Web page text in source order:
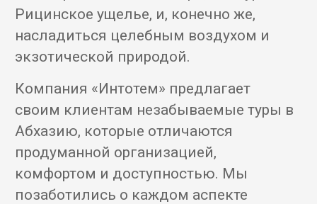
Рицинское ущелье, и, конечно же,
насладиться целебным воздухом и
экзотической природой.
Компания «Интотем» предлагает
своим клиентам незабываемые туры в
Абхазию, которые отличаются
продуманной организацией,
комфортом и доступностью. Мы
позаботились о каждом аспекте